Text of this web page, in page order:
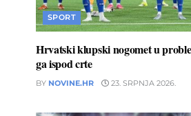
SPORT
Hrvatski klupski nogomet u
ga ispod crte
BY NOVINE.HR 23. SRPNJA 2026.